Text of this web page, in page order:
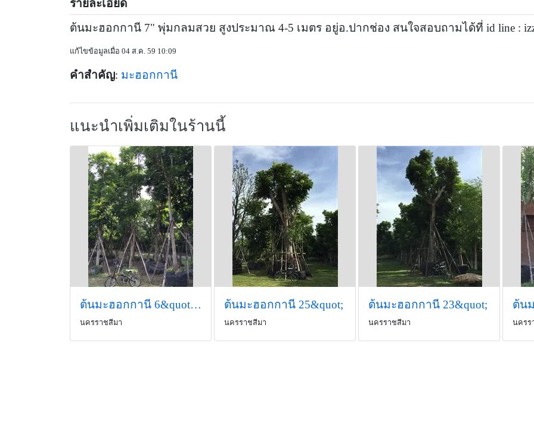
รายละเอียด
ต้นมะฮอกกานี 7" พุ่มกลมสวย สูงประมาณ 4-5 เมตร อยู่อ.ปากช่อง สนใจสอบถามได้ที่ id line :
แก้ไขข้อมูลเมื่อ 04 ส.ค. 59 10:09
คำสำคัญ: มะฮอกกานี
แนะนำเพิ่มเติมในร้านนี้
ต้นมะฮอกกานี 6&quot;-8&quot;
นครราชสีมา
ต้นมะฮอกกานี 25&quot;
นครราชสีมา
ต้นมะฮอกกานี 23&quot;
นครราชสีมา
ต้น
นครร